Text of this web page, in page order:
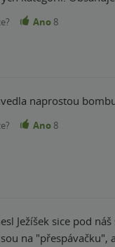
Ano 8
naprostou
Ano 8
Ježíšek sice pod
na "přespávačku",